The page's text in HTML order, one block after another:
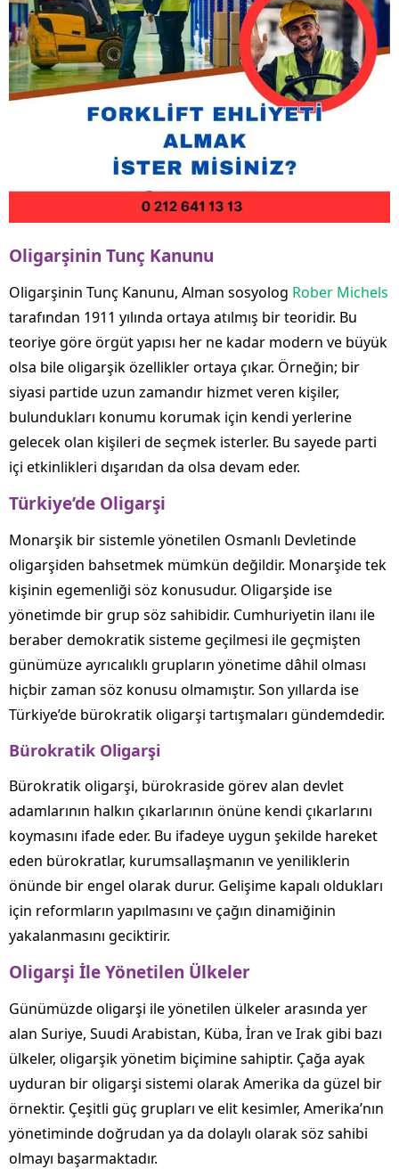
Oligarşinin Tunç Kanunu
Oligarşinin Tunç Kanunu, Alman sosyolog Rober Michels
tarafından 1911 yılında ortaya atılmış bir teoridir. Bu
teoriye göre örgüt yapısı her ne kadar modern ve büyük
olsa bile oligarşik özellikler ortaya çıkar. Örneğin; bir
siyasi partide uzun zamandır hizmet veren kişiler,
bulundukları konumu korumak için kendi yerlerine
gelecek olan kişileri de seçmek isterler. Bu sayede parti
içi etkinlikleri dışarıdan da olsa devam eder.
Türkiye’de Oligarşi
Monarşik bir sistemle yönetilen Osmanlı Devletinde
oligarşiden bahsetmek mümkün değildir. Monarşide tek
kişinin egemenliği söz konusudur. Oligarşide ise
yönetimde bir grup söz sahibidir. Cumhuriyetin ilanı ile
beraber demokratik sisteme geçilmesi ile geçmişten
günümüze ayrıcalıklı grupların yönetime dâhil olması
hiçbir zaman söz konusu olmamıştır. Son yıllarda ise
Türkiye’de bürokratik oligarşi tartışmaları gündemdedir.
Bürokratik Oligarşi
Bürokratik oligarşi, bürokraside görev alan devlet
adamlarının halkın çıkarlarının önüne kendi çıkarlarını
koymasını ifade eder. Bu ifadeye uygun şekilde hareket
eden bürokratlar, kurumsallaşmanın ve yeniliklerin
önünde bir engel olarak durur. Gelişime kapalı oldukları
için reformların yapılmasını ve çağın dinamiğinin
yakalanmasını geciktirir.
Oligarşi İle Yönetilen Ülkeler
Günümüzde oligarşi ile yönetilen ülkeler arasında yer
alan Suriye, Suudi Arabistan, Küba, İran ve Irak gibi bazı
ülkeler, oligarşik yönetim biçimine sahiptir. Çağa ayak
uyduran bir oligarşi sistemi olarak Amerika da güzel bir
örnektir. Çeşitli güç grupları ve elit kesimler, Amerika’nın
yönetiminde doğrudan ya da dolaylı olarak söz sahibi
olmayı başarmaktadır.